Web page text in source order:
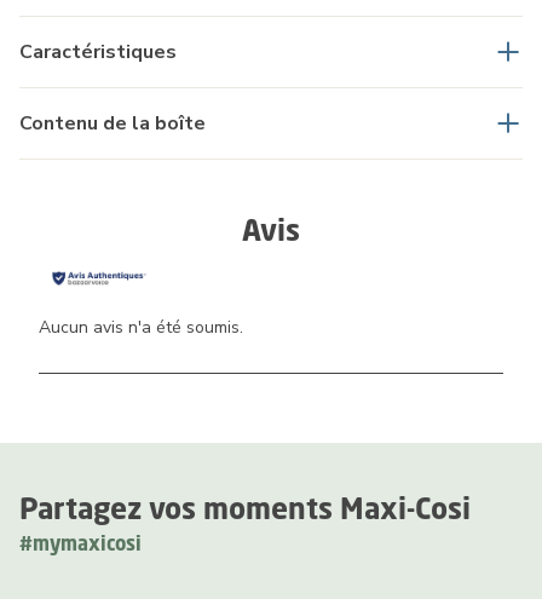
Caractéristiques
Contenu de la boîte
Partagez vos moments Maxi-Cosi
#mymaxicosi
Avis
Aucun avis n'a été soumis.